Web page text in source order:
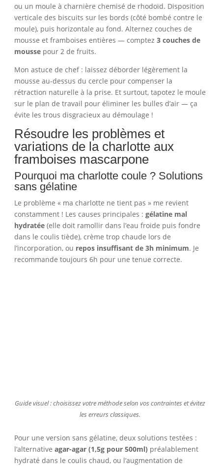
ou un moule à charnière chemisé de rhodoïd. Disposition
verticale des biscuits sur les bords (côté bombé contre le
moule), puis horizontale au fond. Alternez couches de
mousse et framboises entières — comptez 3 couches de
moussepour 2 de fruits.
Mon astuce de chef : laissez déborder légèrement la
mousse au-dessus du cercle pour compenser la
rétraction naturelle à la prise. Et surtout, tapotez le moule
sur le plan de travail pour éliminer les bulles d’air — ça
évite les trous disgracieux au démoulage !
Résoudre les problèmes et
variations de la charlotte aux
framboises mascarpone
Pourquoi ma charlotte coule ? Solutions
sans gélatine
Le problème « ma charlotte ne tient pas » me revient
constamment ! Les causes principales : gélatine mal
hydratée(elle doit ramollir dans l’eau froide puis fondre
dans le coulis tiède), crème trop chaude lors de
l’incorporation, ou repos insuffisant de 3h minimum. Je
recommande toujours 6h pour une tenue correcte.
Guide visuel : choisissez votre méthode selon vos contraintes et évitez
les erreurs classiques.
Pour une version sans gélatine, deux solutions testées :
l’alternative agar-agar (1,5g pour 500ml) préalablement
hydraté dans le coulis chaud, ou l’augmentation de